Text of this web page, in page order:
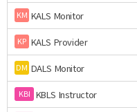
KM KALS Monitor
KP KALS Provider
DM DALS Monitor
KBI KBLS Instructor